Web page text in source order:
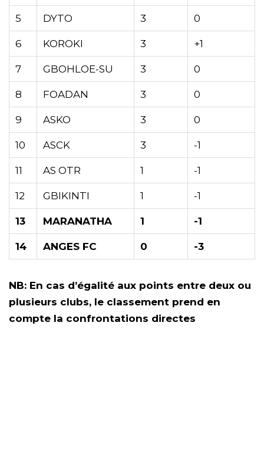
5 DYTO 3 0
6 KOROKI 3 +1
7 GBOHLOE-SU 3 0
8 FOADAN 3 0
9 ASKO 3 0
10 ASCK 3 -1
11 AS OTR 1 -1
12 GBIKINTI 1 -1
13 MARANATHA 1 -1
14 ANGES FC 0 -3
NB: En cas d’égalité aux points entre deux ou
plusieurs clubs, le classement prend en
compte la confrontations directes